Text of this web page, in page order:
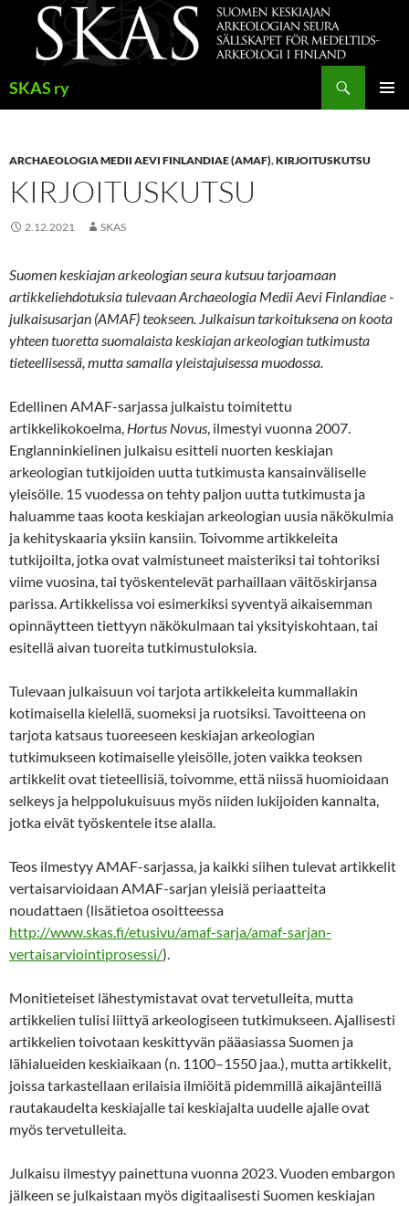
sisältöön
SKAS ry
ARCHAEOLOGIA MEDII AEVI FINLANDIAE (AMAF),KIRJOITUSKUTSU
KIRJOITUSKUTSU
2.12.2021 SKAS
Suomen keskiajan arkeologian seura kutsuu tarjoamaan
artikkeliehdotuksia tulevaan Archaeologia Medii Aevi Finlandiae -
julkaisusarjan (AMAF) teokseen. Julkaisun tarkoituksena on koota
yhteen tuoretta suomalaista keskiajan arkeologian tutkimusta
tieteellisessä, mutta samalla yleistajuisessa muodossa.
Edellinen AMAF-sarjassa julkaistu toimitettu
artikkelikokoelma, Hortus Novus , ilmestyi vuonna 2007.
Englanninkielinen julkaisu esitteli nuorten keskiajan
arkeologian tutkijoiden uutta tutkimusta kansainväliselle
yleisölle. 15 vuodessa on tehty paljon uutta tutkimusta ja
haluamme taas koota keskiajan arkeologian uusia näkökulmia
ja kehityskaaria yksiin kansiin. Toivomme artikkeleita
tutkijoilta, jotka ovat valmistuneet maisteriksi tai tohtoriksi
viime vuosina, tai työskentelevät parhaillaan väitöskirjansa
parissa. Artikkelissa voi esimerkiksi syventyä aikaisemman
opinnäytteen tiettyyn näkökulmaan tai yksityiskohtaan, tai
esitellä aivan tuoreita tutkimustuloksia.
Tulevaan julkaisuun voi tarjota artikkeleita kummallakin
kotimaisella kielellä, suomeksi ja ruotsiksi. Tavoitteena on
tarjota katsaus tuoreeseen keskiajan arkeologian
tutkimukseen kotimaiselle yleisölle, joten vaikka teoksen
artikkelit ovat tieteellisiä, toivomme, että niissä huomioidaan
selkeys ja helppolukuisuus myös niiden lukijoiden kannalta,
jotka eivät työskentele itse alalla.
Teos ilmestyy AMAF-sarjassa, ja kaikki siihen tulevat artikkelit
vertaisarvioidaan AMAF-sarjan yleisiä periaatteita
noudattaen (lisätietoa osoitteessa
http://www.skas.fi/etusivu/amaf-sarja/amaf-sarjan-
vertaisarviointiprosessi/).
Monitieteiset lähestymistavat ovat tervetulleita, mutta
artikkelien tulisi liittyä arkeologiseen tutkimukseen. Ajallisesti
artikkelien toivotaan keskittyvän pääasiassa Suomen ja
lähialueiden keskiaikaan (n. 1100–1550 jaa.), mutta artikkelit,
joissa tarkastellaan erilaisia ilmiöitä pidemmillä aikajänteillä
rautakaudelta keskiajalle tai keskiajalta uudelle ajalle ovat
myös tervetulleita.
Julkaisu ilmestyy painettuna vuonna 2023. Vuoden embargon
jälkeen se julkaistaan myös digitaalisesti Suomen keskiajan